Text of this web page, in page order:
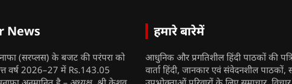
News
(सरप्लस) के बजट की परंपरा को
वर्ष 2026–27 में Rs.143.05
हमारे बारेमें
आधुनिक और प्रगतिशील हिंदी पाठकों की
वार्ता हिंदी, जानकार एवं संवेदनशील